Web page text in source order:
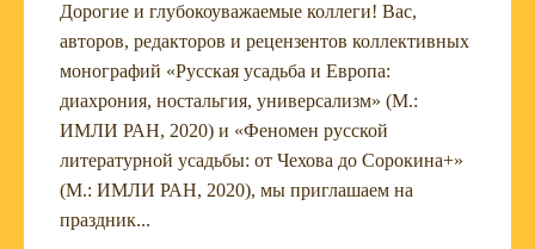
Дорогие и глубокоуважаемые коллеги! Вас,
авторов, редакторов и рецензентов коллективных
монографий «Русская усадьба и Европа:
диахрония, ностальгия, универсализм» (М.:
ИМЛИ РАН, 2020) и «Феномен русской
литературной усадьбы: от Чехова до Сорокина+»
(М.: ИМЛИ РАН, 2020), мы приглашаем на
праздник...